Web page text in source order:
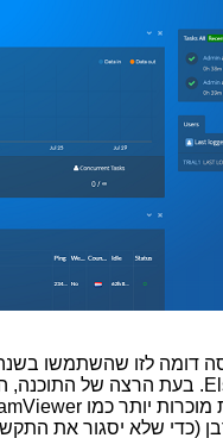
דומה לזו שהשתמשו
. בעת הרצה של התוכנה,
מוכרות יותר כמו
(כדי שלא יסגור את